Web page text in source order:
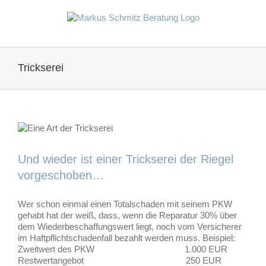
Trickserei
Und wieder ist einer Trickserei der Riegel
vorgeschoben…
Wer schon einmal einen Totalschaden mit seinem PKW
gehabt hat der weiß, dass, wenn die Reparatur 30% über
dem Wiederbeschaffungswert liegt, noch vom Versicherer
im Haftpflichtschadenfall bezahlt werden muss. Beispiel:
Zweitwert des PKW 1.000 EUR
Restwertangebot 250 EUR